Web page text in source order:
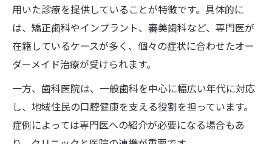
治療後も通いやすい歯科医院の特徴に注目
歯科選びで重視すべき長期的なサポート体
制
診療範囲や治療内容から見極める歯科の選び方
診療範囲の広い歯科で多様な治療に対応
得意分野で差が出る歯科選びのチェックポ
イント
用いた診療を提供していることが特徴です。具体的に
は、矯正歯科やインプラント、審美歯科など、専門医が
在籍しているケースが多く、個々の症状に合わせたオー
ダーメイド治療が受けられます。
一方、歯科医院は、一般歯科を中心に幅広い年代に対応
し、地域住民の口腔健康を支える役割を担っています。
症例によっては専門医への紹介が必要になる場合もあ